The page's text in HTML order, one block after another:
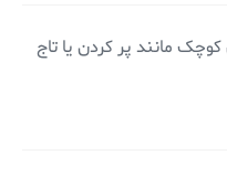
مانند پر کردن یا تاج